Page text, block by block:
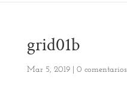
grid01b
Mar 5, 2019| 0 comentarios